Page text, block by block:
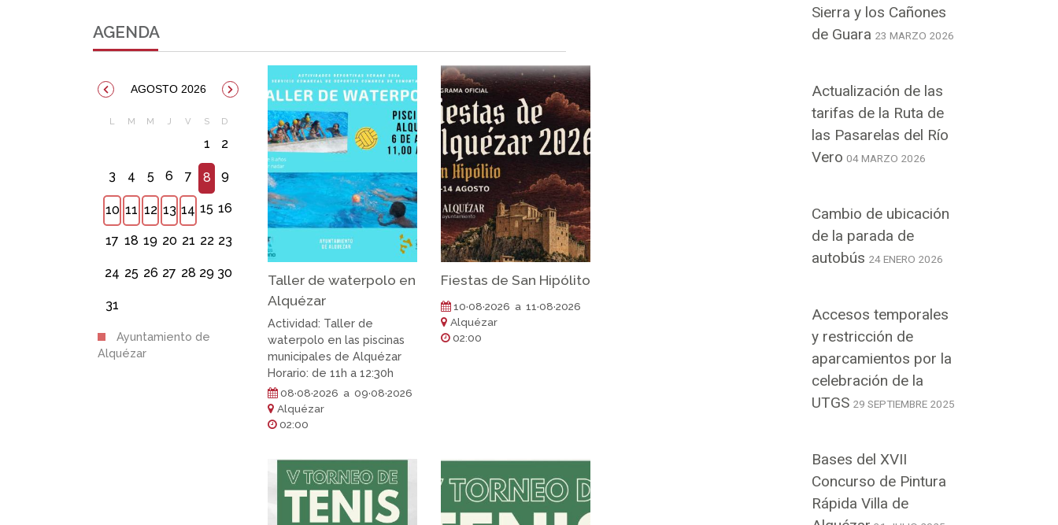
AGENDA
AGOSTO 2026
1 2
3 4 5 6 7 8 9
10 11 12 13 14 15 16
17 18 19 20 21 22 23
24 25 26 27 28 29 30
31
Ayuntamiento de
Alquézar
Taller de waterpolo en
Alquézar
Actividad: Taller de
waterpolo en las piscinas
municipales de Alquézar
Horario: de 11h a 12:30h
08·08·2026 a 09·08·2026
Alquézar
02:00
Fiestas de San Hipólito
10·08·2026 a 11·08·2026
Alquézar
02:00
Sierra y los Cañones
de Guara 23 MARZO 2026
Actualización de las
tarifas de la Ruta de
las Pasarelas del Río
Vero 04 MARZO 2026
Cambio de ubicación
de la parada de
autobús 24 ENERO 2026
Accesos temporales
y restricción de
aparcamientos por la
celebración de la
UTGS 29 SEPTIEMBRE 2025
Bases del XVII
Concurso de Pintura
Rápida Villa de